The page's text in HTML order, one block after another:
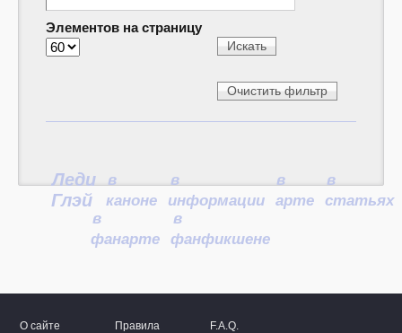
Элементов на страницу
Леди
Глэй
в
каноне
в
информации
в
арте
в
статьях
в
фанарте
в
фанфикшене
О сайте Правила F.A.Q.